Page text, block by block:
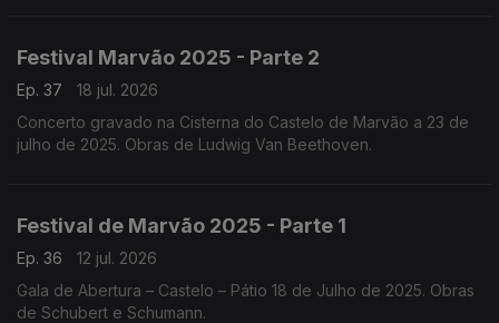
Festival Marvão 2025 - Parte 2
Ep. 37
18 jul. 2026
Concerto gravado na Cisterna do Castelo de Marvão a 23 de
julho de 2025. Obras de Ludwig Van Beethoven.
Festival de Marvão 2025 - Parte 1
Ep. 36
12 jul. 2026
Gala de Abertura – Castelo – Pátio 18 de Julho de 2025. Obras
de Schubert e Schumann.